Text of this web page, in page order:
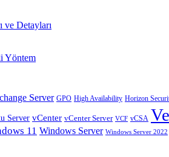
ve Detayları
Yöntem
Server GPO High Availability Horizon
Server vCenter vCenter Server VCF vCSA
11 Windows Server Windows Server 2022